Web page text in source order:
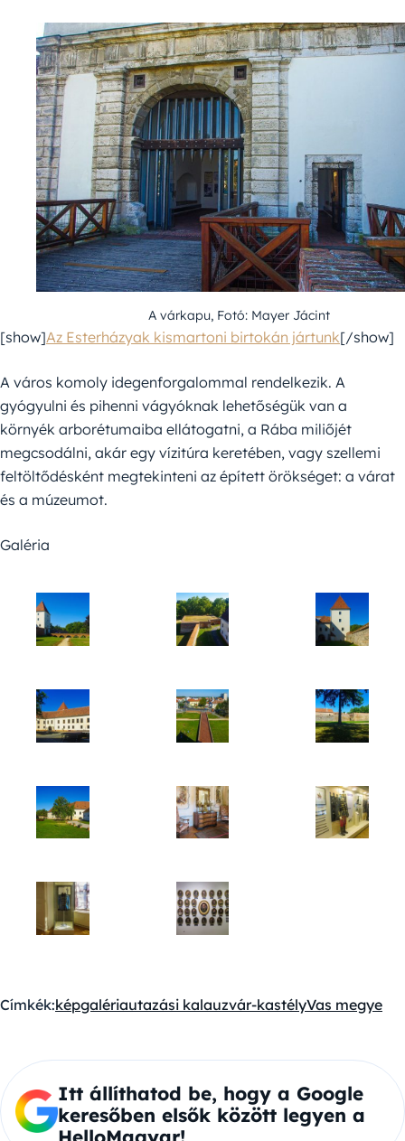
A várkapu, Fotó: Mayer Jácint
[show]Az Esterházyak kismartoni birtokán jártunk[/show]
A város komoly idegenforgalommal rendelkezik. A
gyógyulni és pihenni vágyóknak lehetőségük van a
környék arborétumaiba ellátogatni, a Rába miliőjét
megcsodálni, akár egy vízitúra keretében, vagy szellemi
feltöltődésként megtekinteni az épített örökséget: a várat
és a múzeumot.
Galéria
Címkék:képgalériautazási kalauzvár-kastélyVas megye
Itt állíthatod be, hogy a Google
keresőben elsők között legyen a